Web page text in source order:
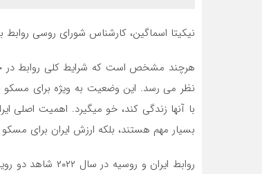
نیکیتا اسماگین، کارشناس شورای روسی روابط
هرچند مشخص است که شرایط کلی روابط در
نظر می رسد. این وضعیت به ویژه برای مسکو
با آنها زندگی کند، خو میگیرد. اهمیت اصلی
بسیار مهم هستند، بلکه ارزش ایران برای
روابط ایران و